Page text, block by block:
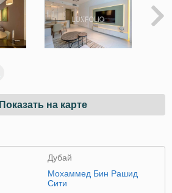
Показать на карте
Дубай
Мохаммед Бин Рашид
Сити